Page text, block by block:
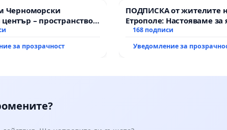
Черноморски
– пространство
на Варна
за прозрачност
ПОДПИСКА от жителите
Етрополе: Настояваме за
гаранции от “Елаците-
всички екологични
168 подписи
Уведомление за